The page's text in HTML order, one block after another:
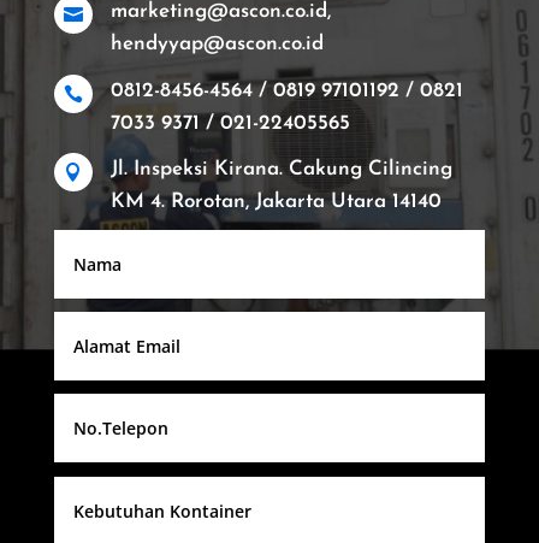

marketing@ascon.co.id,
hendyyap@ascon.co.id

0812-8456-4564 / 0819 97101192 / 0821
7033 9371 / 021-22405565

Jl. Inspeksi Kirana. Cakung Cilincing
KM 4. Rorotan, Jakarta Utara 14140